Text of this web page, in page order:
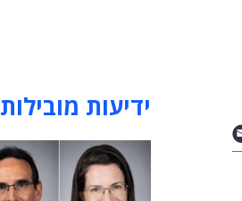
ידיעות מובילות